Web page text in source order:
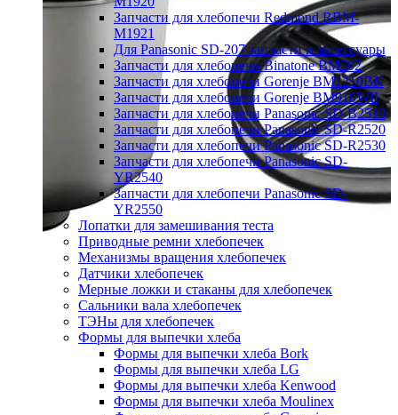
Запчасти для хлебопечи Redmond RBM-
M1921
Для Panasonic SD-207 запчасти и аксессуары
Запчасти для хлебопечи Binatone BM202
Запчасти для хлебопечи Gorenje BM1210BK
Запчасти для хлебопечи Gorenje BM910WII
Запчасти для хлебопечи Panasonic SD-B2510
Запчасти для хлебопечи Panasonic SD-R2520
Запчасти для хлебопечи Panasonic SD-R2530
Запчасти для хлебопечи Panasonic SD-
YR2540
Запчасти для хлебопечи Panasonic SD-
YR2550
Лопатки для замешивания теста
Приводные ремни хлебопечек
Механизмы вращения хлебопечек
Датчики хлебопечек
Мерные ложки и стаканы для хлебопечек
Сальники вала хлебопечек
ТЭНы для хлебопечек
Формы для выпечки хлеба
Формы для выпечки хлеба Bork
Формы для выпечки хлеба LG
Формы для выпечки хлеба Kenwood
Формы для выпечки хлеба Moulinex